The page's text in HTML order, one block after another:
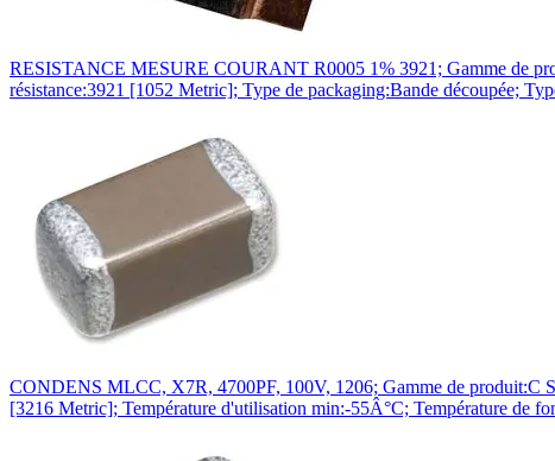
RESISTANCE MESURE COURANT R0005 1% 3921; Gamme de
résistance:3921 [1052 Metric]; Type de packaging:Bande découpée;
CONDENS MLCC, X7R, 4700PF, 100V, 1206; Gamme de produit:C
[3216 Metric]; Température d'utilisation min:-55Â°C; Température de